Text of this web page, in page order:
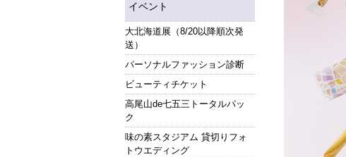
イベント
大北海道展（8/20以降順次発
送）
パーソナルファッション診断
ビューティチケット
高尾山de七五三トータルパッ
ク
味の素スタジアム 貸切りフォ
トウエディング